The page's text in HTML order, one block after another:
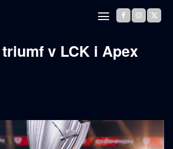
v LCK i Apex